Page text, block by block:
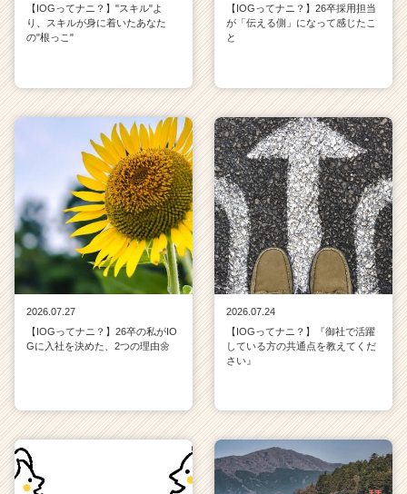
【IOGってナニ？】"スキル"よ
り、スキルが身に着いたあなた
の"根っこ"
【IOGってナニ？】26卒採用担当
が「伝える側」になって感じたこ
と
2026.07.27
【IOGってナニ？】26卒の私がIO
Gに入社を決めた、2つの理由🌼
2026.07.24
【IOGってナニ？】『御社で活躍
している方の共通点を教えてくだ
さい』